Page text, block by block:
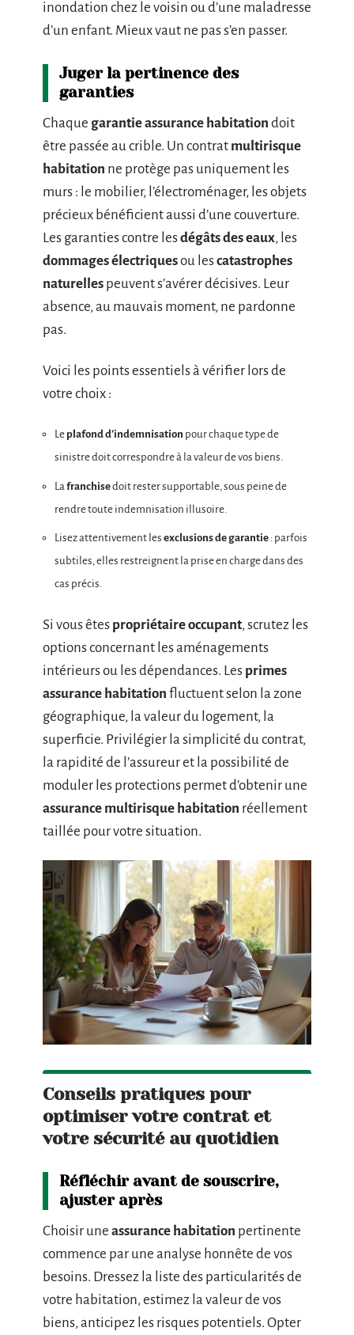
inondation chez le voisin ou d’une maladresse
d’un enfant. Mieux vaut ne pas s’en passer.
Juger la pertinence des
garanties
Chaque garantie assurance habitation doit
être passée au crible. Un contrat multirisque
habitation ne protège pas uniquement les
murs : le mobilier, l’électroménager, les objets
précieux bénéficient aussi d’une couverture.
Les garanties contre lesdégâts des eaux, les
dommages électriquesou lescatastrophes
naturelles peuvent s’avérer décisives. Leur
absence, au mauvais moment, ne pardonne
pas.
Voici les points essentiels à vérifier lors de
votre choix :
Le plafond d’indemnisation pour chaque type de
sinistre doit correspondre à la valeur de vos biens.
La franchisedoit rester supportable, sous peine de
rendre toute indemnisation illusoire.
Lisez attentivement les exclusions de garantie : parfois
subtiles, elles restreignent la prise en charge dans des
cas précis.
Si vous êtes propriétaire occupant, scrutez les
options concernant les aménagements
intérieurs ou les dépendances. Les primes
assurance habitation fluctuent selon la zone
géographique, la valeur du logement, la
superficie. Privilégier la simplicité du contrat,
la rapidité de l’assureur et la possibilité de
moduler les protections permet d’obtenir une
assurance multirisque habitation réellement
taillée pour votre situation.
Conseils pratiques pour
optimiser votre contrat et
votre sécurité au quotidien
Réfléchir avant de souscrire,
ajuster après
Choisir une assurance habitation pertinente
commence par une analyse honnête de vos
besoins. Dressez la liste des particularités de
votre habitation, estimez la valeur de vos
biens, anticipez les risques potentiels. Opter